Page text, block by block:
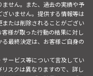
せん。また、過去の実績や予
いません。提供する情報等は
たは削除されることがござい
様が取った行動の結果に対し
最終決定は、お客様ご自身の
ービス等について言及してい
スクは異なりますので、詳し